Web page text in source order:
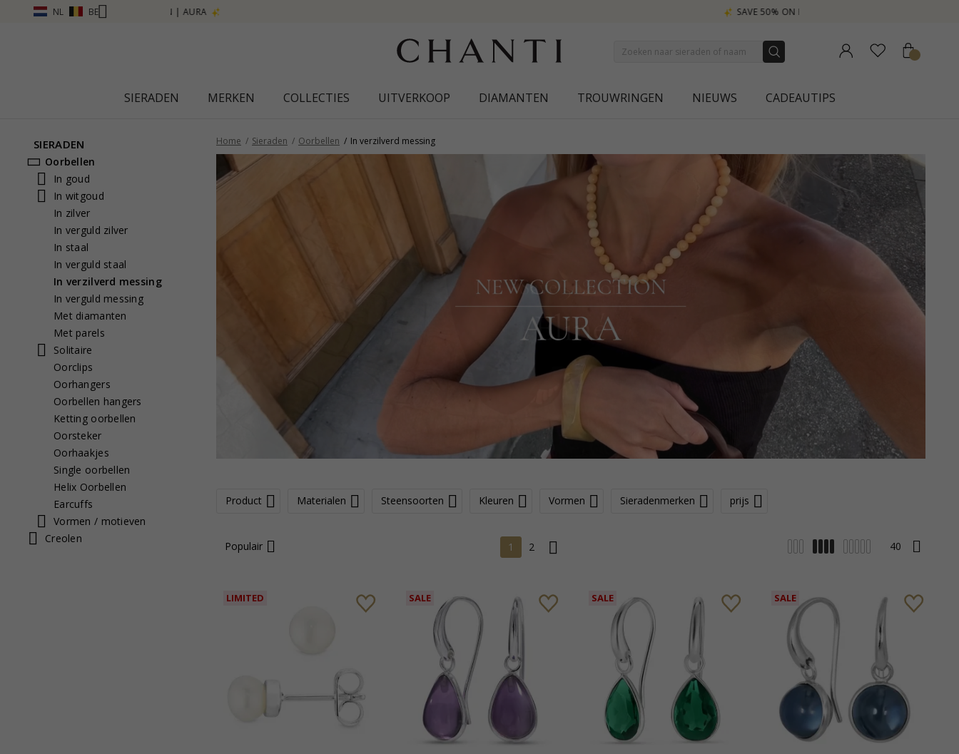
NL BE
SIERADEN MERKEN COLLECTIES UITVERKOOP DIAMANTEN TROUWRINGEN NIEUWS CADEAUTIPS
SIERADEN
Oorbellen
In goud
In witgoud
In zilver
In verguld zilver
In staal
In verguld staal
In verzilverd messing
In verguld messing
Met diamanten
Met parels
Solitaire
Oorclips
Oorhangers
Oorbellen hangers
Ketting oorbellen
Oorsteker
Oorhaakjes
Single oorbellen
Helix Oorbellen
Earcuffs
Vormen / motieven
Creolen
Home Sieraden Oorbellen In verzilverd messing
Product Materialen Steensoorten Kleuren Vormen Sieradenmerken prijs
Populair 1 2
LIMITED SALE SALE SALE